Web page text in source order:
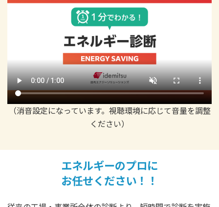
（消音設定になっています。視聴環境に応じて音量を調整
ください）
エネルギーのプロに
お任せください！！